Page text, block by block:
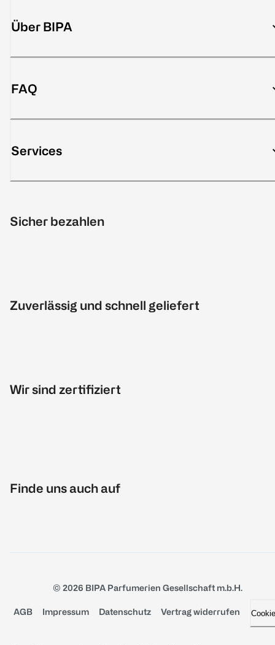
Über BIPA
FAQ
Services
Sicher bezahlen
Zuverlässig und schnell geliefert
Wir sind zertifiziert
Finde uns auch auf
© 2026 BIPA Parfumerien Gesellschaft m.b.H.
AGB Impressum Datenschutz Vertrag widerrufen